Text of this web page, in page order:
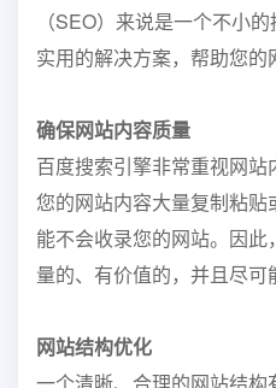
（SEO）来说是一个不小
实用的解决方案，帮助您的
确保网站内容质量
百度搜索引擎非常重视网
您的网站内容大量复制粘
能不会收录您的网站。因
量的、有价值的，并且尽可
网站结构优化